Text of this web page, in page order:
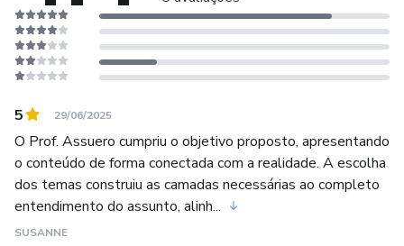
5 29/06/2025
O Prof. Assuero cumpriu o objetivo proposto, apresentando
o conteúdo de forma conectada com a realidade. A escolha
dos temas construiu as camadas necessárias ao completo
entendimento do assunto, alinh...
SUSANNE